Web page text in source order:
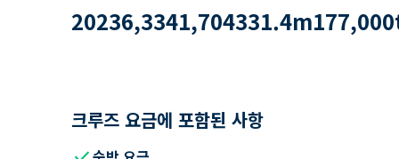
20236,3341,704331.4m177,000
크루즈 요금에 포함된 사항